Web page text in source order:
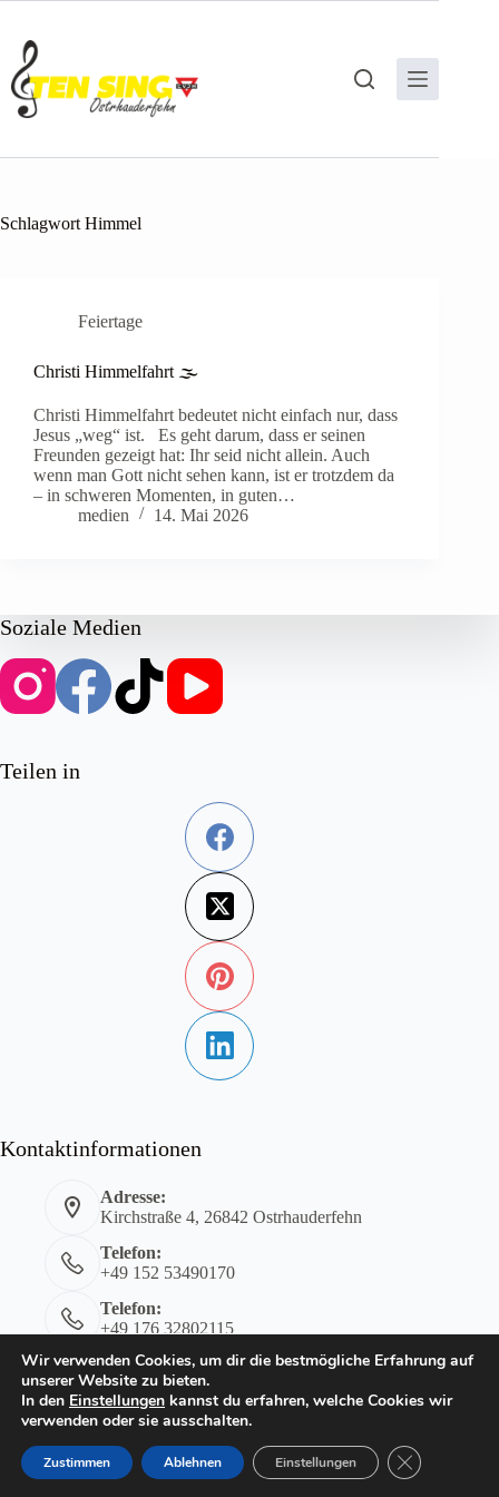
springen
Schlagwort Himmel
Feiertage
Christi Himmelfahrt 🌫️
Christi Himmelfahrt bedeutet nicht einfach nur, dass
Jesus „weg“ ist. Es geht darum, dass er seinen
Freunden gezeigt hat: Ihr seid nicht allein. Auch
wenn man Gott nicht sehen kann, ist er trotzdem da
– in schweren Momenten, in guten…
medien
14. Mai 2026
Soziale Medien
Teilen in
Kontaktinformationen
Adresse:
Kirchstraße 4, 26842 Ostrhauderfehn
Telefon:
+49 152 53490170
Telefon:
+49 176 32802115
E-Mail:
kontakt@tensing-ostrhauderfehn.de
Impressum
Datenschutzerklärung
Wir verwenden Cookies, um dir die bestmögliche Erfahrung auf
unserer Website zu bieten.
In den Einstellungen kannst du erfahren, welche Cookies wir
verwenden oder sie ausschalten.
Zustimmen Ablehnen Einstellungen GDPR